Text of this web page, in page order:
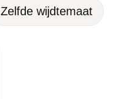
Zelfde wijdtemaat